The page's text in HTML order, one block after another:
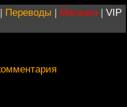
| Переводы | Магазин | VIP